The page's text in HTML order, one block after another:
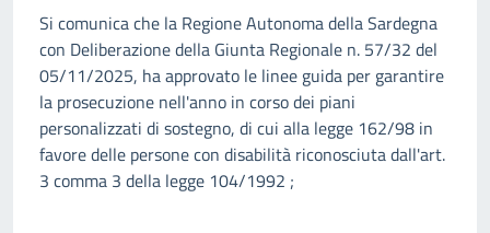
Si comunica che la Regione Autonoma della Sardegna
con Deliberazione della Giunta Regionale n. 57/32 del
05/11/2025, ha approvato le linee guida per garantire
la prosecuzione nell'anno in corso dei piani
personalizzati di sostegno, di cui alla legge 162/98 in
favore delle persone con disabilità riconosciuta dall'art.
3 comma 3 della legge 104/1992 ;